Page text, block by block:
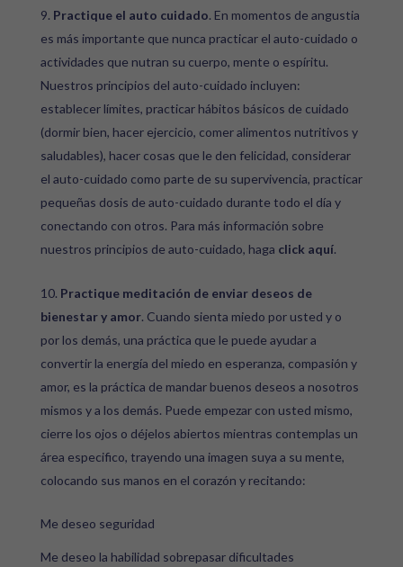
Practique el auto cuidado. En momentos de angustia
es más importante que nunca practicar el auto-cuidado o
actividades que nutran su cuerpo, mente o espíritu.
Nuestros principios del auto-cuidado incluyen:
establecer límites, practicar hábitos básicos de cuidado
(dormir bien, hacer ejercicio, comer alimentos nutritivos y
saludables), hacer cosas que le den felicidad, considerar
el auto-cuidado como parte de su supervivencia, practicar
pequeñas dosis de auto-cuidado durante todo el día y
conectando con otros. Para más información sobre
nuestros principios de auto-cuidado, haga click aquí.
Practique meditación de enviar deseos de
bienestar y amor. Cuando sienta miedo por usted y o
por los demás, una práctica que le puede ayudar a
convertir la energía del miedo en esperanza, compasión y
amor, es la práctica de mandar buenos deseos a nosotros
mismos y a los demás. Puede empezar con usted mismo,
cierre los ojos o déjelos abiertos mientras contemplas un
área especifico, trayendo una imagen suya a su mente,
colocando sus manos en el corazón y recitando:
Me deseo seguridad
Me deseo la habilidad sobrepasar dificultades